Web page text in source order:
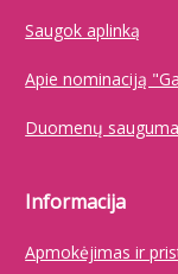
Saugok aplinką
Apie nominaciją
Duomenų
Informacija
Apmokėjimas ir